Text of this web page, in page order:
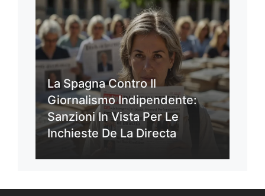
La Spagna Contro Il
Giornalismo Indipendente:
Sanzioni In Vista Per Le
Inchieste De La Directa